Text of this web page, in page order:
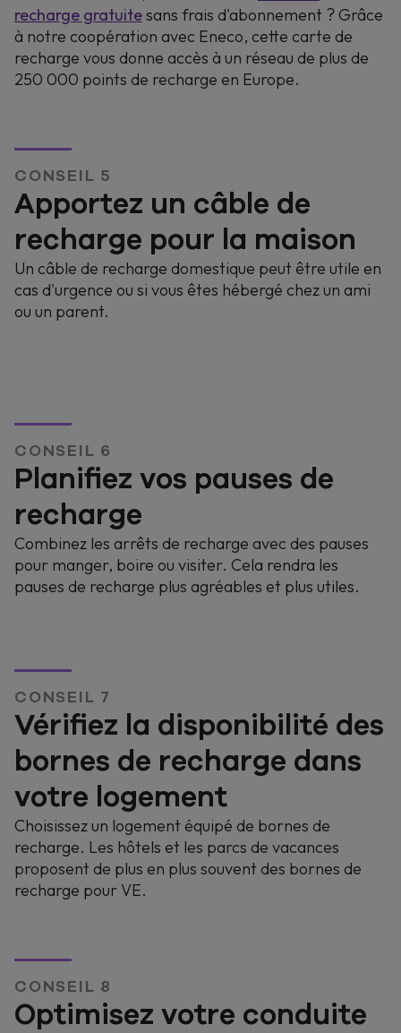
recharge gratuitesans frais d'abonnement ? Grâce
à notre coopération avec Eneco, cette carte de
recharge vous donne accès à un réseau de plus de
250 000 points de recharge en Europe.
CONSEIL 5
Apportez un câble de
recharge pour la maison
Un câble de recharge domestique peut être utile en
cas d'urgence ou si vous êtes hébergé chez un ami
ou un parent.
CONSEIL 6
Planifiez vos pauses de
recharge
Combinez les arrêts de recharge avec des pauses
pour manger, boire ou visiter. Cela rendra les
pauses de recharge plus agréables et plus utiles.
CONSEIL 7
Vérifiez la disponibilité des
bornes de recharge dans
votre logement
Choisissez un logement équipé de bornes de
recharge. Les hôtels et les parcs de vacances
proposent de plus en plus souvent des bornes de
recharge pour VE.
CONSEIL 8
Optimisez votre conduite